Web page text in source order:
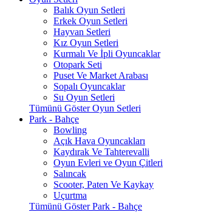
Balık Oyun Setleri
Erkek Oyun Setleri
Hayvan Setleri
Kız Oyun Setleri
Kurmalı Ve İpli Oyuncaklar
Otopark Seti
Puset Ve Market Arabası
Sopalı Oyuncaklar
Su Oyun Setleri
Tümünü Göster Oyun Setleri
Park - Bahçe
Bowling
Açık Hava Oyuncakları
Kaydırak Ve Tahterevalli
Oyun Evleri ve Oyun Çitleri
Salıncak
Scooter, Paten Ve Kaykay
Uçurtma
Tümünü Göster Park - Bahçe